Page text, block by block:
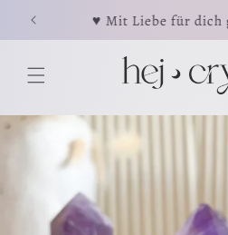
zum
Inhalt
♥ Mit Liebe für dich